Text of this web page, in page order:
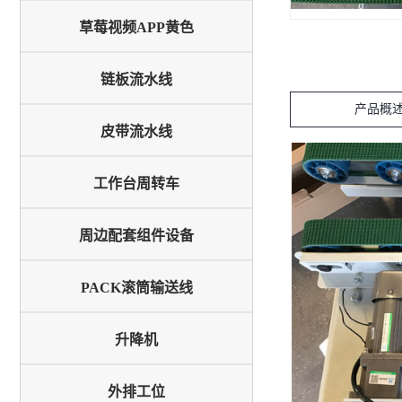
草莓视频APP黄色
链板流水线
皮带流水线
工作台周转车
周边配套组件设备
PACK滚筒输送线
升降机
外排工位
产品概